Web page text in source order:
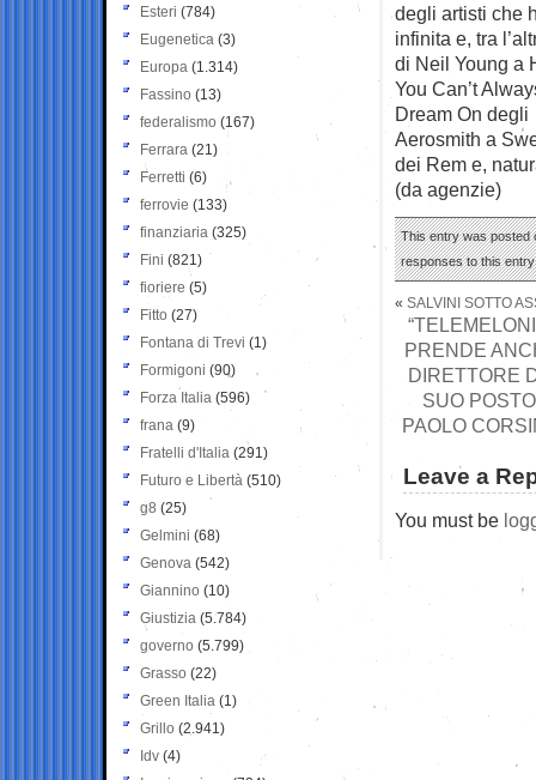
degli artisti che
infinita e, tra
di Neil Young a
You Can’t
Dream On degli
Aerosmith a
dei Rem e,
(da agenzie)
This entry was posted
responses to this
« SALVINI SOTTO
PRENDE
DIRETTORE
SUO
PAOLO
Leave a
You must be
Esteri (784)
Eugenetica (3)
Europa (1.314)
Fassino (13)
federalismo (167)
Ferrara (21)
Ferretti (6)
ferrovie (133)
finanziaria (325)
Fini (821)
fioriere (5)
Fitto (27)
Fontana di Trevi (1)
Formigoni (90)
Forza Italia (596)
frana (9)
Fratelli d'Italia (291)
Futuro e Libertà (510)
g8 (25)
Gelmini (68)
Genova (542)
Giannino (10)
Giustizia (5.784)
governo (5.799)
Grasso (22)
Green Italia (1)
Grillo (2.941)
Idv (4)